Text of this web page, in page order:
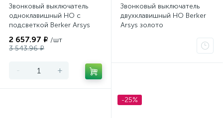
Звонковый выключатель
одноклавишный НО с
подсветкой Berker Arsys
2 657.97 ₽ /шт
3 543.96 ₽
- +
Звонковый выключатель
двухклавишный НО Berker
Arsys золото
-25%